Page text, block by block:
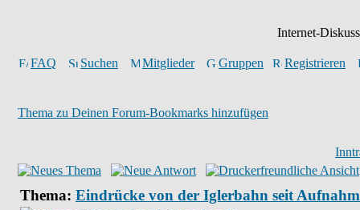
Internet-
FAQ Suchen Mitglieder Gruppen Registrieren
Thema zu Deinen Forum-Bookmarks hinzufügen
Thema: Eindrücke von der Iglerbahn seit